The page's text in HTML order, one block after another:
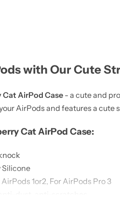
with Our Cute
AirPod Case - a cute and
AirPods and features a cute
Cat AirPod Case:
1or2, For AirPods Pro 3
case while charging.